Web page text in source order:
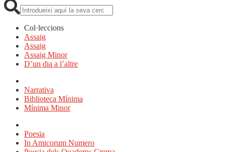
Col·leccions
Assaig
Assaig
Assaig Minor
D’un dia a l’altre
Narrativa
Biblioteca Mínima
Mínima Minor
Poesia
In Amicorum Numero